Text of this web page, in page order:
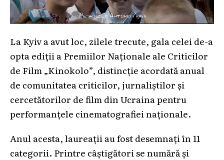
La Kyiv a avut loc, zilele trecute, gala celei de-a
opta ediții a Premiilor Naționale ale Criticilor
de Film „Kinokolo”, distincție acordată anual
de comunitatea criticilor, jurnaliștilor și
cercetătorilor de film din Ucraina pentru
performanțele cinematografiei naționale.
Anul acesta, laureații au fost desemnați în 11
categorii. Printre câștigători se numără și